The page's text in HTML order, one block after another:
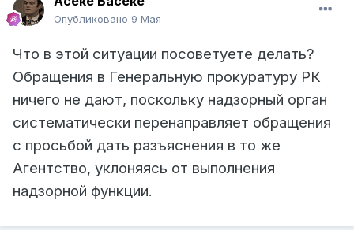
Опубликовано 9 Мая
Что в этой ситуации посоветуете делать?
Обращения в Генеральную прокуратуру РК
ничего не дают, поскольку надзорный орган
систематически перенаправляет обращения
с просьбой дать разъяснения в то же
Агентство, уклоняясь от выполнения
надзорной функции.